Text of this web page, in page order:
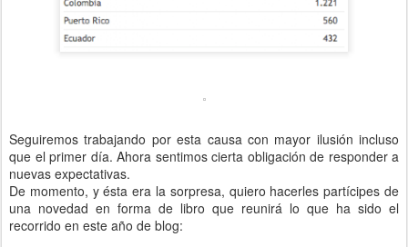
Seguiremos trabajando por esta causa con mayor ilusión incluso
que el primer día. Ahora sentimos cierta obligación de responder a
nuevas expectativas.
De momento, y ésta era la sorpresa, quiero hacerles partícipes de
una novedad en forma de libro que reunirá lo que ha sido el
recorrido en este año de blog: